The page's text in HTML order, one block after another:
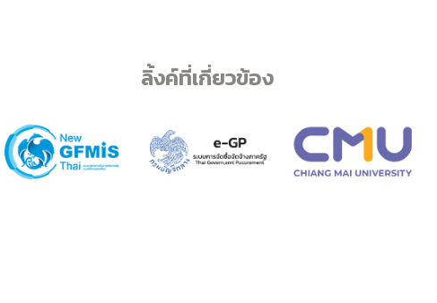
ลิ้งค์ที่เกี่ยวข้อง